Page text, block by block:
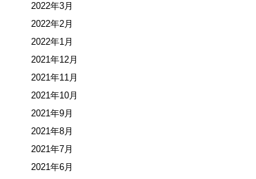
2022年3月
2022年2月
2022年1月
2021年12月
2021年11月
2021年10月
2021年9月
2021年8月
2021年7月
2021年6月